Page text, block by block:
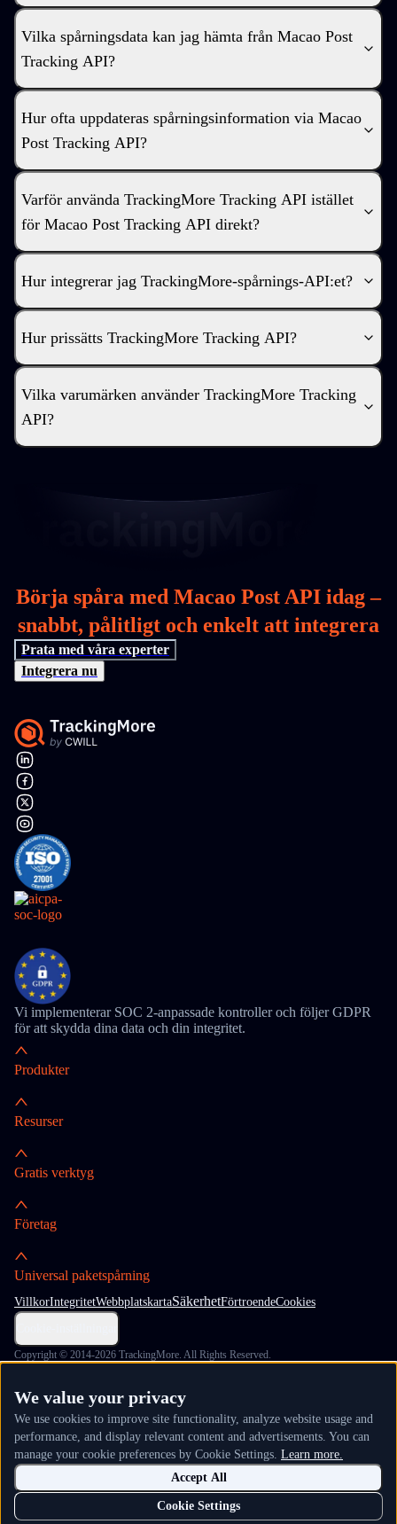
Vilka spårningsdata kan jag hämta från Macao Post
Tracking API?
Hur ofta uppdateras spårningsinformation via Macao
Post Tracking API?
Varför använda TrackingMore Tracking API istället
för Macao Post Tracking API direkt?
Hur integrerar jag TrackingMore-spårnings-API:et?
Hur prissätts TrackingMore Tracking API?
Vilka varumärken använder TrackingMore Tracking
API?
Börja spåra med Macao Post API idag –
snabbt, pålitligt och enkelt att integrera
Prata med våra experter
Integrera nu
Vi implementerar SOC 2-anpassade kontroller och följer GDPR
för att skydda dina data och din integritet.
Produkter
Resurser
Gratis verktyg
Företag
Universal paketspårning
VillkorIntegritetWebbplatskartaSäkerhetFörtroendeCookies
Copyright © 2014-2026 TrackingMore. All Rights Reserved.
We value your privacy
We use cookies to improve site functionality, analyze website usage and
performance, and display relevant content and advertisements. You can
manage your cookie preferences by Cookie Settings. Learn more.
Cookie Settings
Accept All